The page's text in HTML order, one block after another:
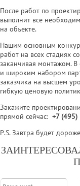
После работ по
выполнит все
на объекте.
Нашим основным
работ на всех стадиях
заканчивая монтажом.
и широким набором
заказчика на высшем
гибкую ценовую
Закажите
прямой сейчас: +7 (495)
P.S. Завтра будет